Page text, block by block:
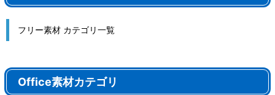
フリー素材 カテゴリ一覧
Office素材カテゴリ